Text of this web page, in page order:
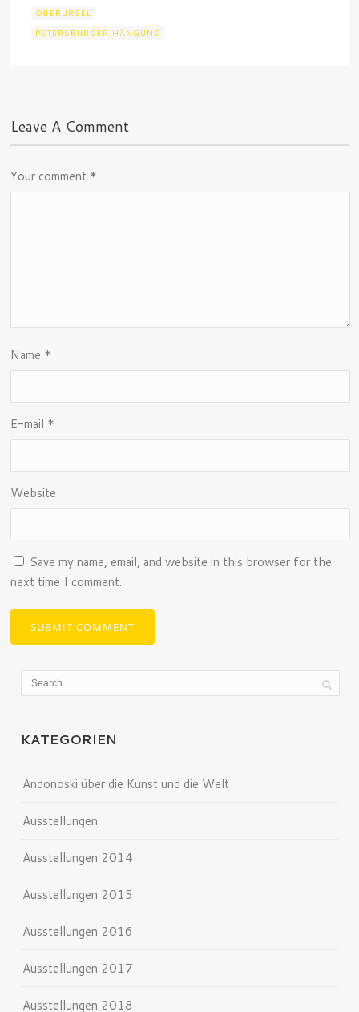
OBERURSEL
PETERSBURGER HÄNGUNG
Leave A Comment
Your comment *
Name *
E-mail *
Website
Save my name, email, and website in this browser for the
next time I comment.
KATEGORIEN
Andonoski über die Kunst und die Welt
Ausstellungen
Ausstellungen 2014
Ausstellungen 2015
Ausstellungen 2016
Ausstellungen 2017
Ausstellungen 2018